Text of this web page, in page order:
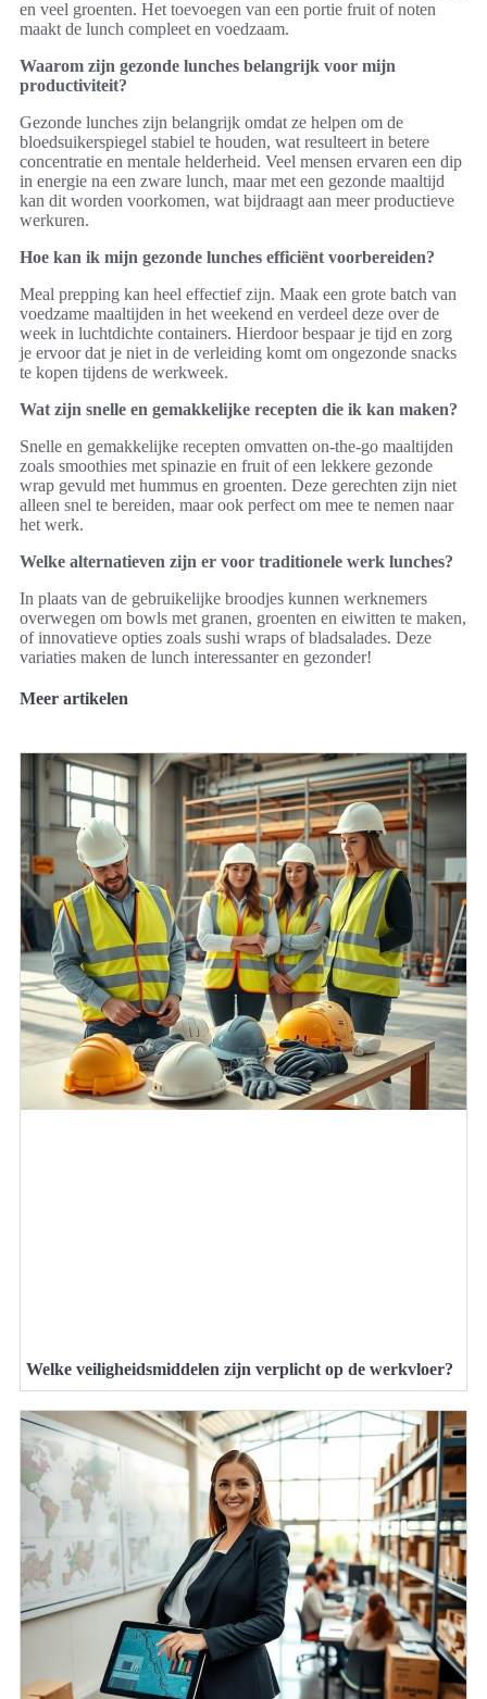
en veel groenten. Het toevoegen van een portie fruit of noten
maakt de lunch compleet en voedzaam.
Waarom zijn gezonde lunches belangrijk voor mijn
productiviteit?
Gezonde lunches zijn belangrijk omdat ze helpen om de
bloedsuikerspiegel stabiel te houden, wat resulteert in betere
concentratie en mentale helderheid. Veel mensen ervaren een dip
in energie na een zware lunch, maar met een gezonde maaltijd
kan dit worden voorkomen, wat bijdraagt aan meer productieve
werkuren.
Hoe kan ik mijn gezonde lunches efficiënt voorbereiden?
Meal prepping kan heel effectief zijn. Maak een grote batch van
voedzame maaltijden in het weekend en verdeel deze over de
week in luchtdichte containers. Hierdoor bespaar je tijd en zorg
je ervoor dat je niet in de verleiding komt om ongezonde snacks
te kopen tijdens de werkweek.
Wat zijn snelle en gemakkelijke recepten die ik kan maken?
Snelle en gemakkelijke recepten omvatten on-the-go maaltijden
zoals smoothies met spinazie en fruit of een lekkere gezonde
wrap gevuld met hummus en groenten. Deze gerechten zijn niet
alleen snel te bereiden, maar ook perfect om mee te nemen naar
het werk.
Welke alternatieven zijn er voor traditionele werk lunches?
In plaats van de gebruikelijke broodjes kunnen werknemers
overwegen om bowls met granen, groenten en eiwitten te maken,
of innovatieve opties zoals sushi wraps of bladsalades. Deze
variaties maken de lunch interessanter en gezonder!
Meer artikelen
Welke veiligheidsmiddelen zijn verplicht op de werkvloer?